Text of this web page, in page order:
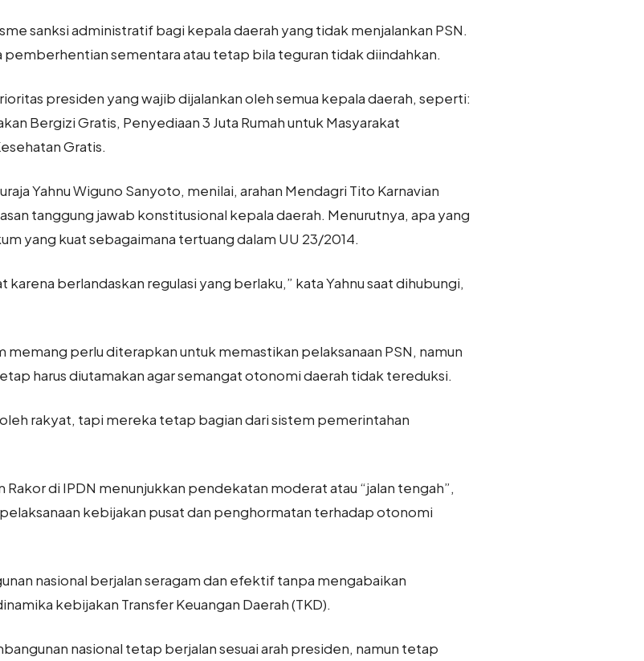
sanksi administratif bagi kepala daerah yang tidak menjalankan PSN.
pemberhentian sementara atau tetap bila teguran tidak diindahkan.
presiden yang wajib dijalankan oleh semua kepala daerah, seperti:
Bergizi Gratis, Penyediaan 3 Juta Rumah untuk Masyarakat
Gratis.
Yahnu Wiguno Sanyoto, menilai, arahan Mendagri Tito Karnavian
tanggung jawab konstitusional kepala daerah. Menurutnya, apa yang
yang kuat sebagaimana tertuang dalam UU 23/2014.
berlandaskan regulasi yang berlaku,” kata Yahnu saat dihubungi,
perlu diterapkan untuk memastikan pelaksanaan PSN, namun
harus diutamakan agar semangat otonomi daerah tidak tereduksi.
rakyat, tapi mereka tetap bagian dari sistem pemerintahan
Rakor di IPDN menunjukkan pendekatan moderat atau “jalan tengah”,
kebijakan pusat dan penghormatan terhadap otonomi
nasional berjalan seragam dan efektif tanpa mengabaikan
kebijakan Transfer Keuangan Daerah (TKD).
nasional tetap berjalan sesuai arah presiden, namun tetap